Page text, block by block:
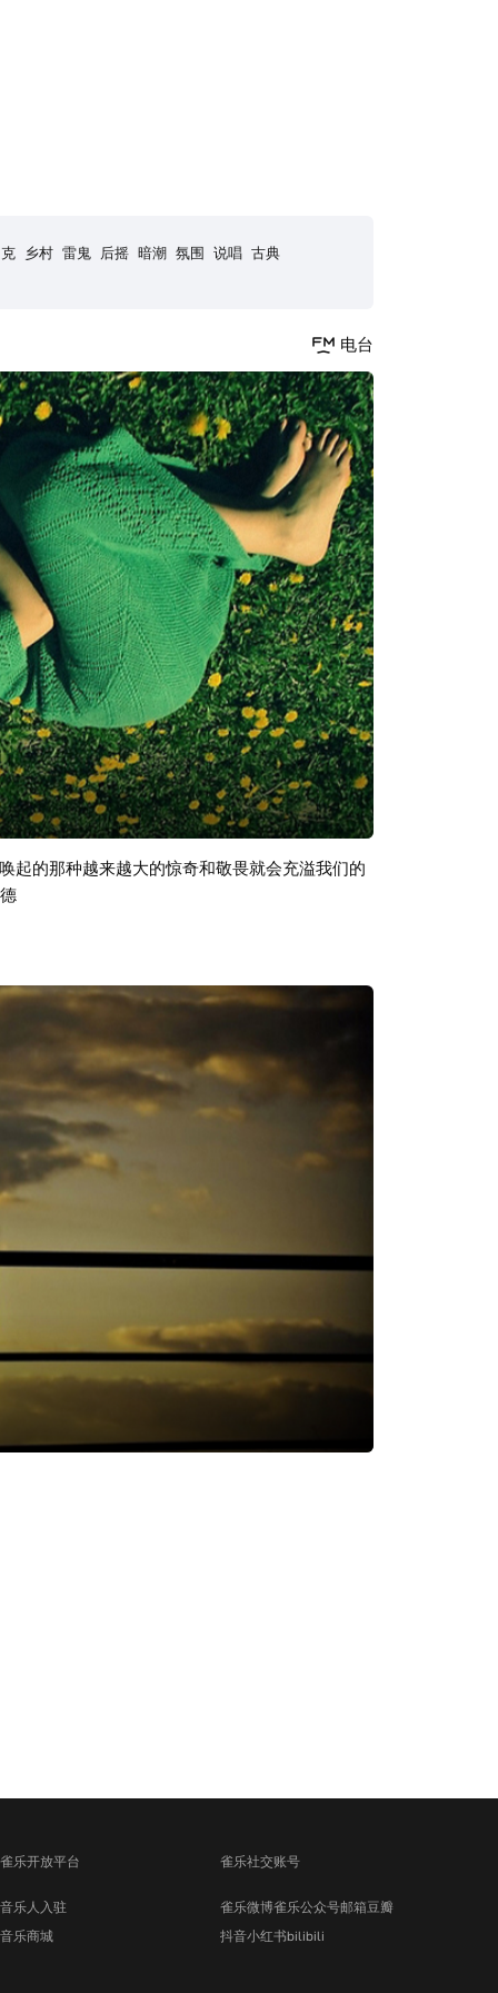
乡村 雷鬼 后摇 暗潮 氛围 说唱 古典
电台
起的那种越来越大的惊奇和敬畏就会充溢我们的
雀乐开放平台
音乐人入驻
音乐商城
雀乐社交账号
雀乐微博雀乐公众号邮箱豆瓣
抖音小红书bilibili